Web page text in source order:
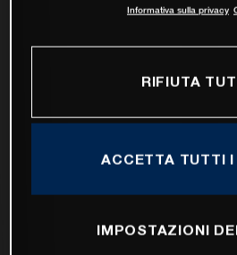
Informativa sulla privacy
RIFIUTA
ACCETTA TUTTI I
IMPOSTAZIONI